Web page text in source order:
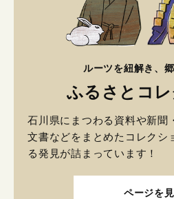
ルーツを紐解き、
ふるさとコ
石川県にまつわる資料や新聞
文書などをまとめたコレクシ
る発見が詰まっています！
ページを